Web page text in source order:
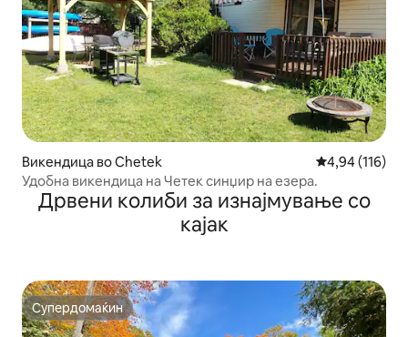
Викендица во Chetek Просечна
4,94 (116)
Удобна викендица на Четек синџир на езера.
Дрвени колиби за изнајмување со
кајак
Супердомаќин
Супердомаќин